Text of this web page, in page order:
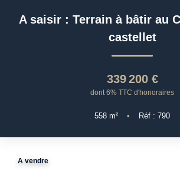
ESTIMATION
CONTACT
A saisir : Terrain à bâtir au
castellet
339 200 €
dont 6% TTC d'honoraires
558 m² • Réf : 790
A vendre